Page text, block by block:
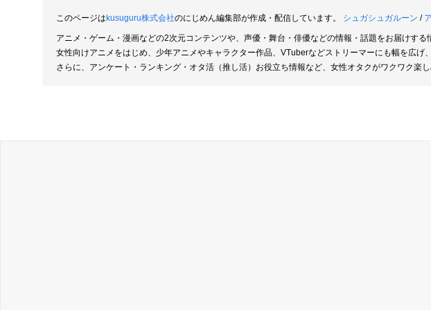
このページはkusuguru株式会社のにじめん編集部が作成・配信しています。 シュガシュガルーン /
アニメ・ゲーム・漫画などの2次元コンテンツや、声優・舞台・俳優などの情報・話題をお届けする
女性向けアニメをはじめ、少年アニメやキャラクター作品、VTuberなどストリーマーにも幅を広げ
さらに、アンケート・ランキング・オタ活（推し活）お役立ち情報など、女性オタクがワクワク楽